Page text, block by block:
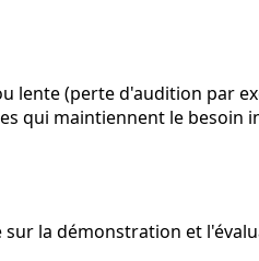
(perte d'audition par
qui maintiennent le
la démonstration et